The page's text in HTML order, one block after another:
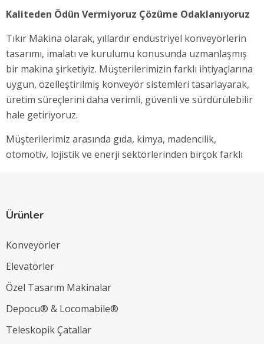
Kaliteden Ödün Vermiyoruz Çözüme Odaklanıyoruz
Tıkır Makina olarak, yıllardır endüstriyel konveyörlerin
tasarımı, imalatı ve kurulumu konusunda uzmanlaşmış
bir makina şirketiyiz. Müşterilerimizin farklı ihtiyaçlarına
uygun, özelleştirilmiş konveyör sistemleri tasarlayarak,
üretim süreçlerini daha verimli, güvenli ve sürdürülebilir
hale getiriyoruz.
Müşterilerimiz arasında gıda, kimya, madencilik,
otomotiv, lojistik ve enerji sektörlerinden birçok farklı
üretim tesislerindeki yerleşim planlarına, üretim
konveyörler, yüksek verimlilik ve güvenilirlik sunarak
müşterilerimize zaman ve maliyet tasarrufu sağlıyor.
Konveyörlerimiz, çeşitli tiplerde olabilir. Bantlı
rulolu konveyörler, talaş konveyörleri, çapak
konveyörleri ve hurda konveyörleri gibi farklı tiplerde
Ürünler
Konveyörler
Elevatörler
Özel Tasarım Makinalar
Depocu® & Locomabile®
Teleskopik Çatallar